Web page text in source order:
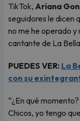
TikTok, Ariana
seguidores le dicen
no me he operado y
cantante de La
PUEDES VER: La
con su
“¿En qué
Chicos, yo tengo